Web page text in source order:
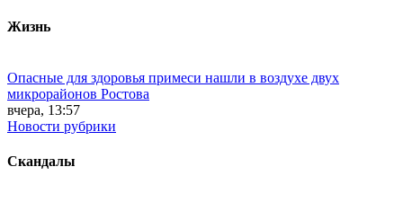
Жизнь
Опасные для здоровья примеси нашли в воздухе двух
микрорайонов Ростова
вчера, 13:57
Новости рубрики
Скандалы